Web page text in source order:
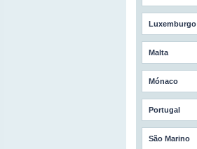
Luxemburgo
Malta
Mónaco
Portugal
São Marino